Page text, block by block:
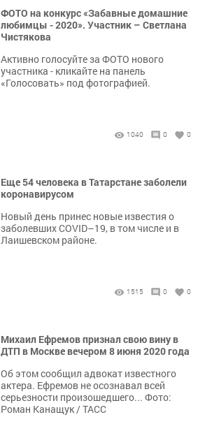
ФОТО на конкурс «Забавные домашние
любимцы - 2020». Участник – Светлана
Чистякова
Активно голосуйте за ФОТО нового
участника - кликайте на панель
«Голосовать» под фотографией.
1040 0 0
Еще 54 человека в Татарстане заболели
коронавирусом
Новый день принес новые известия о
заболевших COVID–19, в том числе и в
Лаишевском районе.
1515 0 0
Михаил Ефремов признал свою вину в
ДТП в Москве вечером 8 июня 2020 года
Об этом сообщил адвокат известного
актера. Ефремов не осознавал всей
серьезности произошедшего... Фото:
Роман Канащук / ТАСС